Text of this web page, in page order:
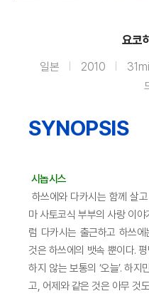
요코
일본 2010
SYNOPSIS
시놉시스
하쓰에와 다카시는 함께 살
마 사토코식 부부의 사랑 이
럼 다카시는 출근하고 하쓰
것은 하쓰에의 뱃속 뿐이다.
하지 않는 보통의 ‘오늘’. 하
고, 어제와 같은 것은 아무 것